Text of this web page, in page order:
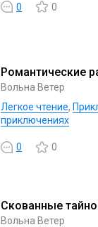
0 0
Романтические
Вольна Ветер
Легкое чтение,
приключениях
0 0
Скованные
Вольна Ветер